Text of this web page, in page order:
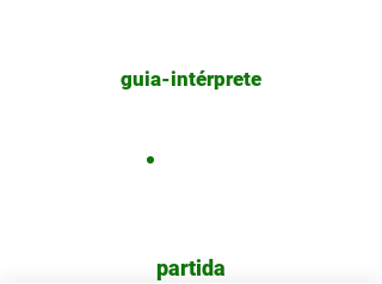
guia-intérprete
partida